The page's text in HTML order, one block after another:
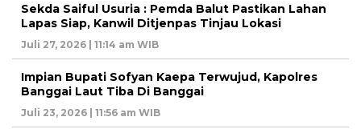
Sekda Saiful Usuria : Pemda Balut Pastikan Lahan
Lapas Siap, Kanwil Ditjenpas Tinjau Lokasi
Juli 27, 2026 | 11:14 am WIB
Impian Bupati Sofyan Kaepa Terwujud, Kapolres
Banggai Laut Tiba Di Banggai
Juli 23, 2026 | 11:56 am WIB